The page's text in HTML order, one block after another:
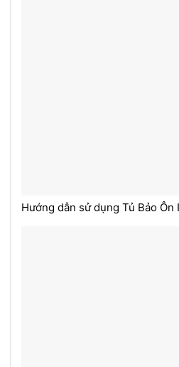
Hướng dẫn sử dụng Tủ Bảo Ôn